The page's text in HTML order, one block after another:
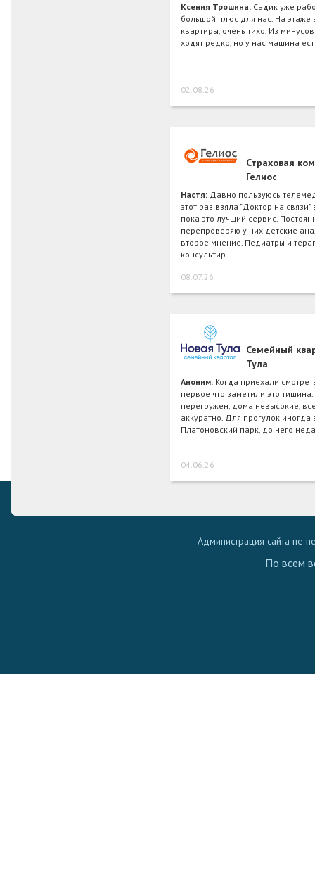
Ксения Трошина: Садик уже
большой плюс для нас. На этаже
квартиры, очень тихо. Из
ходят редко, но у нас машина
02.08.26
Страховая
Гелиос
Настя: Давно пользуюсь
этот раз взяла "Доктор на связи"
пока это лучший сервис.
перепроверяю у них детские
второе мнение. Педиатры и
консультир…
08.07.26
Семейный
Тула
Аноним: Когда приехали
первое что заметили это
перегружен, дома невысокие,
аккуратно. Для прогулок
Платоновский парк, до него
04.06.26
Администрация сайта не
По всем